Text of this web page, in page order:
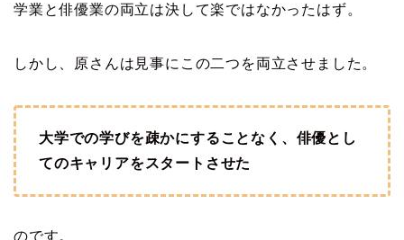
学業と俳優業の両立は決して楽ではなかったはず。
しかし、原さんは見事にこの二つを両立させました。
大学での学びを疎かにすることなく、俳優とし
てのキャリアをスタートさせた
のです。